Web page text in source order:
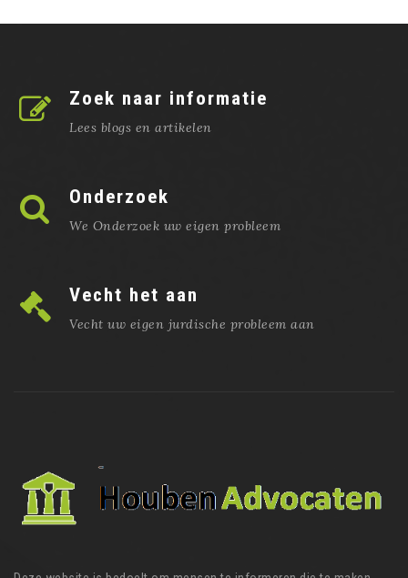
Zoek naar informatie
Lees blogs en artikelen
Onderzoek
We Onderzoek uw eigen probleem
Vecht het aan
Vecht uw eigen jurdische probleem aan